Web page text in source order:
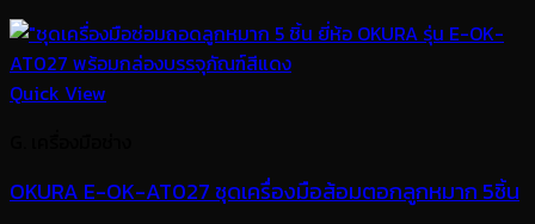
Quick View
OKURA E-OK-AT027 ชุดเครื่องมือส้อมตอกลูกหมาก 5ชิ้น